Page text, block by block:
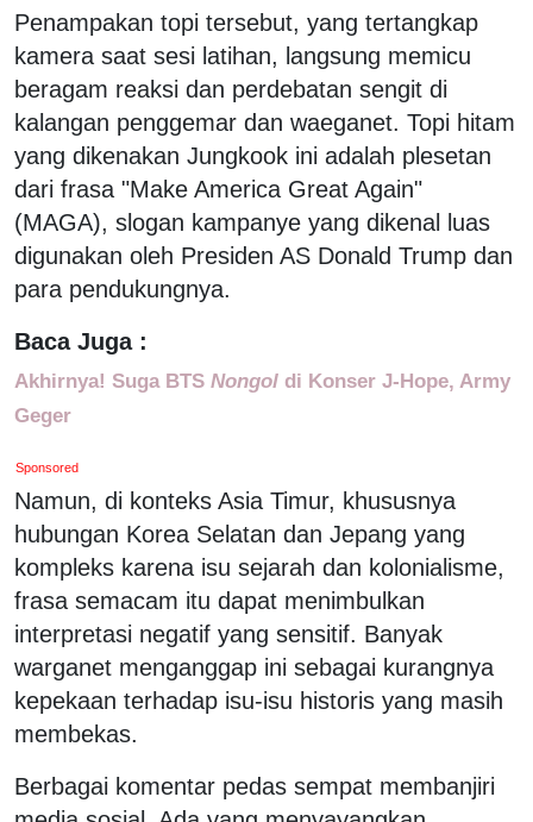
Penampakan topi tersebut, yang tertangkap
kamera saat sesi latihan, langsung memicu
beragam reaksi dan perdebatan sengit di
kalangan penggemar dan waeganet. Topi hitam
yang dikenakan Jungkook ini adalah plesetan
dari frasa "Make America Great Again"
(MAGA), slogan kampanye yang dikenal luas
digunakan oleh Presiden AS Donald Trump dan
para pendukungnya.
Baca Juga :
Akhirnya! Suga BTS Nongol di Konser J-Hope, Army
Geger
Sponsored
Namun, di konteks Asia Timur, khususnya
hubungan Korea Selatan dan Jepang yang
kompleks karena isu sejarah dan kolonialisme,
frasa semacam itu dapat menimbulkan
interpretasi negatif yang sensitif. Banyak
warganet menganggap ini sebagai kurangnya
kepekaan terhadap isu-isu historis yang masih
membekas.
Berbagai komentar pedas sempat membanjiri